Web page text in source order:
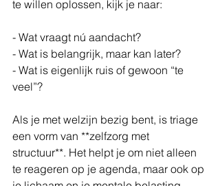
te willen oplossen, kijk je naar:
- Wat vraagt nú aandacht?
- Wat is belangrijk, maar kan later?
- Wat is eigenlijk ruis of gewoon “te
veel”?
Als je met welzijn bezig bent, is triage
een vorm van **zelfzorg met
structuur**. Het helpt je om niet alleen
te reageren op je agenda, maar ook op